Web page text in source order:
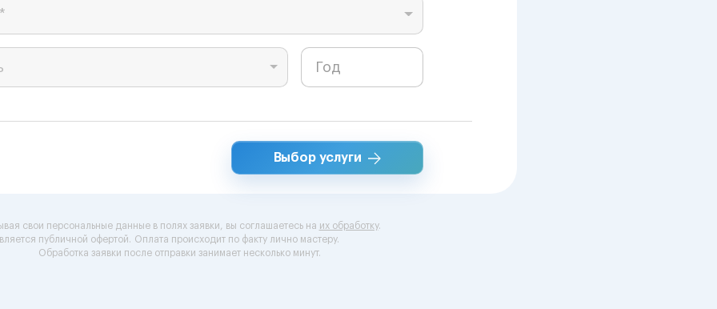
Выбор услуги
свои персональные данные в полях заявки, вы соглашаетесь на их обработку.
публичной офертой. Оплата происходит по факту лично мастеру.
Обработка заявки после отправки занимает несколько минут.